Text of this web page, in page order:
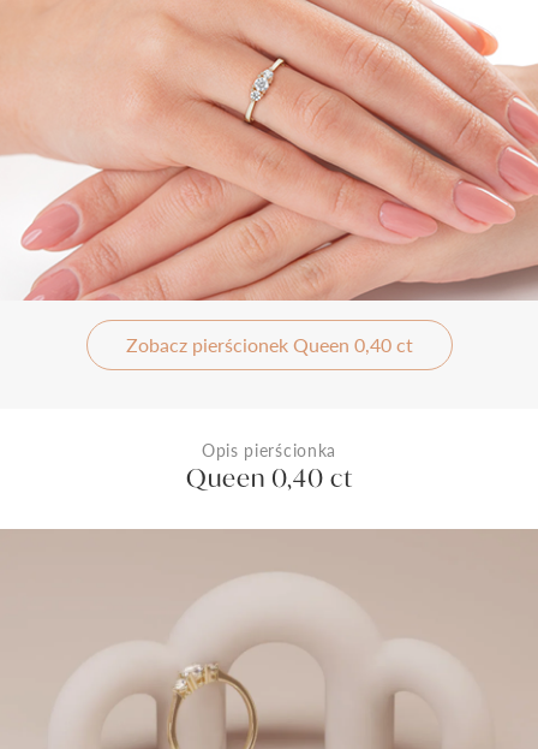
Zobacz pierścionek Queen 0,40 ct
Opis pierścionka
Queen 0,40 ct